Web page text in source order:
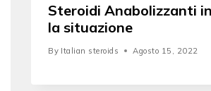
Steroidi Anabolizzanti
la situazione
By Italian steroids Agosto 15, 2022